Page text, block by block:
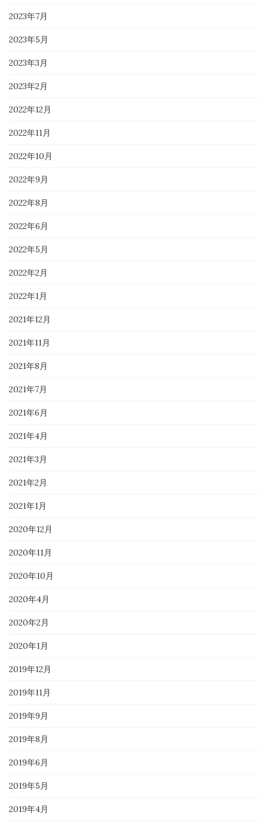
2023年7月
2023年5月
2023年3月
2023年2月
2022年12月
2022年11月
2022年10月
2022年9月
2022年8月
2022年6月
2022年5月
2022年2月
2022年1月
2021年12月
2021年11月
2021年8月
2021年7月
2021年6月
2021年4月
2021年3月
2021年2月
2021年1月
2020年12月
2020年11月
2020年10月
2020年4月
2020年2月
2020年1月
2019年12月
2019年11月
2019年9月
2019年8月
2019年6月
2019年5月
2019年4月